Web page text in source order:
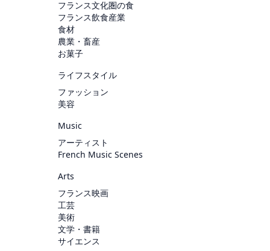
フランス文化圏の食
フランス飲食産業
食材
農業・畜産
お菓子
ライフスタイル
ファッション
美容
Music
アーティスト
French Music Scenes
Arts
フランス映画
工芸
美術
文学・書籍
サイエンス